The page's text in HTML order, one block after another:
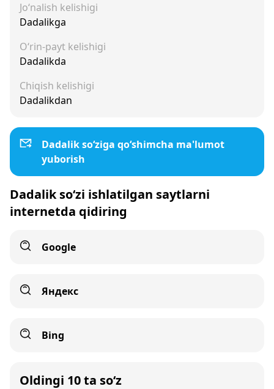
Jo‘nalish kelishigi
Dadalikga
O‘rin-payt kelishigi
Dadalikda
Chiqish kelishigi
Dadalikdan
Dadalik so‘ziga qo‘shimcha ma'lumot
yuborish
Dadalik so‘zi ishlatilgan saytlarni
internetda qidiring
Google
Яндекс
Bing
Oldingi 10 ta so‘z